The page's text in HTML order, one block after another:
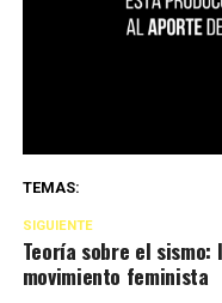
TEMAS:
SIGUIENTE
Teoría sobre el
movimiento feminista